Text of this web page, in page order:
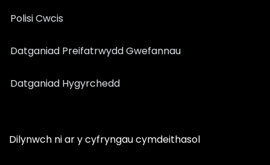
Polisi Cwcis
Datganiad Preifatrwydd Gwefannau
Datganiad Hygyrchedd
Dilynwch ni ar y cyfryngau cymdeithasol